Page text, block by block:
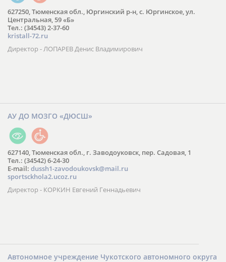
627250, Тюменская обл., Юргинский р-н, с. Юргинское, ул.
Центральная, 59 «Б»
Тел.: (34543) 2-37-60
kristall-72.ru
Директор - ЛОПАРЕВ Денис Владимирович
АУ ДО МОЗГО «ДЮСШ»
627140, Тюменская обл., г. Заводоуковск, пер. Садовая, 1
Тел.: (34542) 6-24-30
​E-mail: dussh1-zavodoukovsk@mail.ru
sportsckhola2.ucoz.ru
Директор - КОРКИН Евгений Геннадьевич
Автономное учреждение Чукотского автономного округа